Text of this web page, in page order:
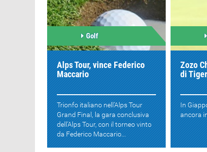
Golf
Alps Tour, vince Federico
Maccario
Trionfo italiano nell’Alps Tour
Grand Final, la gara conclusiva
dell’Alps Tour, con il torneo vinto
da Federico Maccario...
Zozo
di
In
ancora